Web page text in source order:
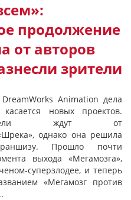
продолжение
от авторов
зрители
Animation дела
новых проектов.
ждут от
однако она решила
Прошло почти
выхода «Мегамозга»,
суперзлодее, и теперь
«Мегамозг против